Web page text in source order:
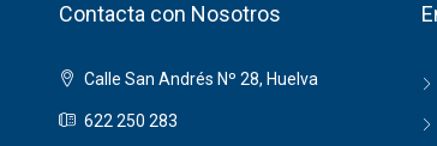
Contacta con Nosotros
Calle San Andrés Nº 28, Huelva
622 250 283